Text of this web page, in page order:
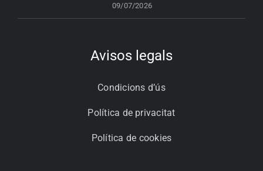
09/07/2026
Avisos legals
Condicions d’ús
Política de privacitat
Política de cookies